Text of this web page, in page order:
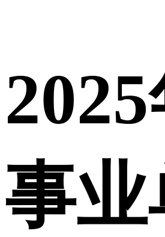
事业